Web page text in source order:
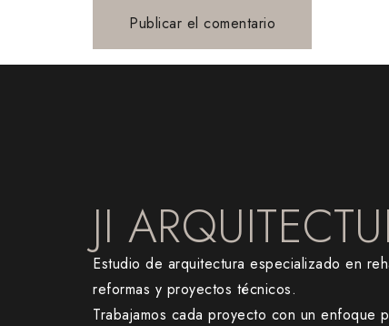
JI
Estudio de arquitectura especializado en
reformas y proyectos técnicos.
Trabajamos cada proyecto con un enfoque